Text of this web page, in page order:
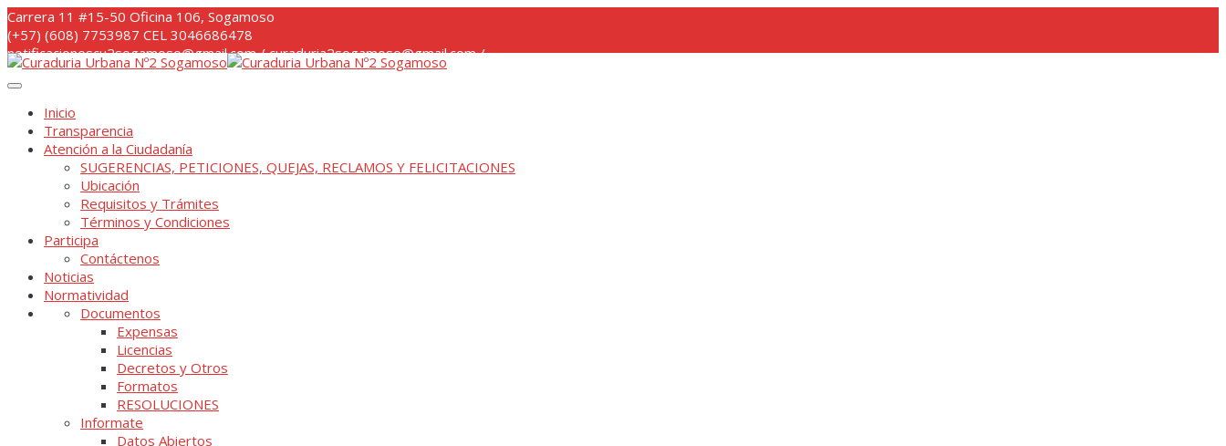
Skip
to
content
Carrera 11 #15-50 Oficina 106, Sogamoso
(+57) (608) 7753987 CEL 3046686478
notificacionescu2sogamoso@gmail.com / curaduria2sogamoso@gmail.com /
Inicio
Transparencia
Atención a la Ciudadanía
SUGERENCIAS, PETICIONES, QUEJAS, RECLAMOS Y FELICITACIONES
Ubicación
Requisitos y Trámites
Términos y Condiciones
Participa
Contáctenos
Noticias
Normatividad
Documentos
Expensas
Licencias
Decretos y Otros
Formatos
RESOLUCIONES
Informate
Datos Abiertos